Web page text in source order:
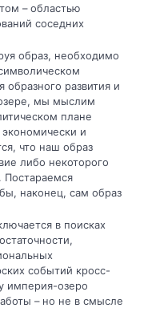
– областью
соседних
образ, необходимо
развития и
мы мыслим
плане
и
что наш образ
либо некоторого
Постараемся
наконец, сам образ
в поисках
событий кросс-
империя-озеро
– но не в смысле